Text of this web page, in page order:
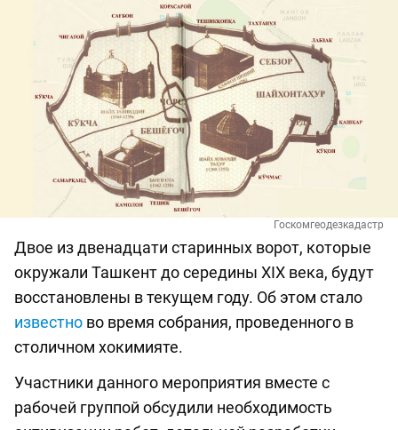
Госкомгеодезкадастр
Двое из двенадцати старинных ворот, которые
окружали Ташкент до середины XIX века, будут
восстановлены в текущем году. Об этом стало
известно во время собрания, проведенного в
столичном хокимияте.
Участники данного мероприятия вместе с
рабочей группой обсудили необходимость